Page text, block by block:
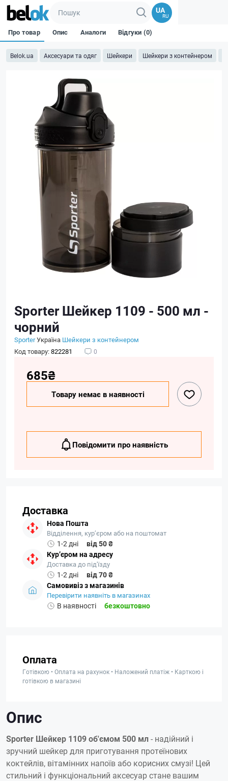
UA
RU
Belok.ua Аксесуари та одяг Шейкери Шейкери з контейнером
Про товар Опис Аналоги Відгуки (0)
Sporter Шейкер 1109 - 500 мл -
чорний
SporterУкраїна Шейкери з контейнером
Код товару:822281 0
685₴
Товару немає в наявності
Повідомити про наявність
Доставка
Нова Пошта
Відділення, кур’єром або на поштомат
1-2 дні
від 50 ₴
Кур’єром на адресу
Доставка до під'їзду
1-2 дні
від 70 ₴
Самовивіз з магазинів
Перевірити наявніть в магазинах
В наявності безкоштовно
Оплата
Готівкою • Оплата на рахунок • Наложений платіж • Карткою і
готівкою в магазині
Опис
Sporter Шейкер 1109 об'ємом 500 мл- надійний і
зручний шейкер для приготування протеїнових
коктейлів, вітамінних напоїв або корисних смузі! Цей
стильний і функціональний аксесуар стане вашим